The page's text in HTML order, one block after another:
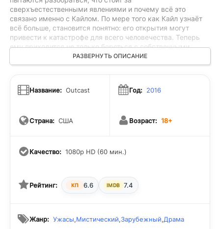
сверхъестественными явлениями и почему всё это
связано именно с Кайлом. По мере того как Кайл узнаёт
всё больше, становится понятно: его открытия могут
привести к катастрофе для всего человечества. Теперь
ему приходится не только бороться с собственными
страхами, но и думать о близких, ведь неизвестно, какой
ценой им всем придётся заплатить. Сможет ли Кайл
— этого никто не знает.
РАЗВЕРНУТЬ ОПИСАНИЕ
Название: Outcast
Страна: США
Год: 2016
Возраст: 18+
Качество: 1080p HD (60 мин.)
Рейтинг: КП 6.6 IMDB 7.4
Жанр: Ужасы,Мистический,Зарубежный,Драма